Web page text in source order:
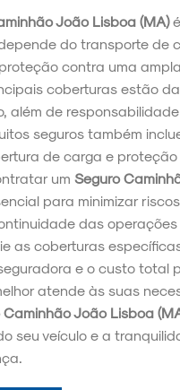
João Lisboa (MA)
do transporte de
contra uma
coberturas estão
além de
seguros também
de carga e
um Seguro
para minimizar
das
as coberturas
e o custo total
atende às suas
Caminhão João Lisboa
seu veículo e a